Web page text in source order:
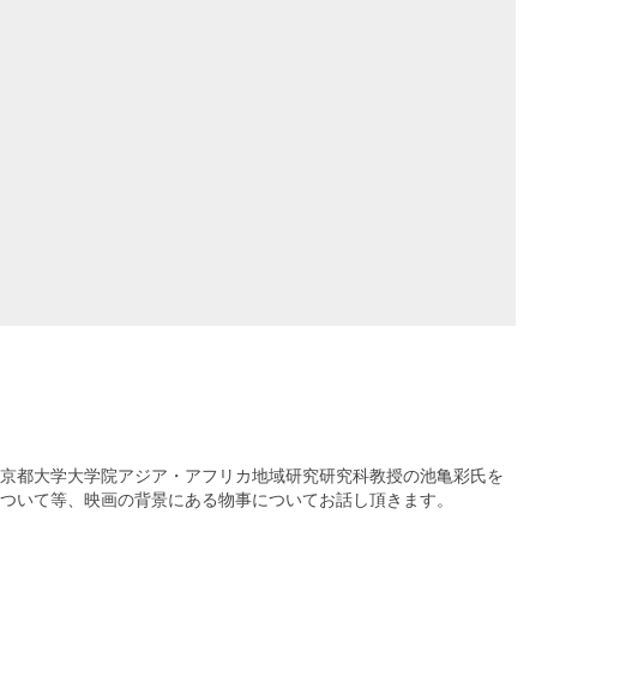
都大学大学院アジア・アフリカ地域研究研究科教授の池亀彩氏を
て等、映画の背景にある物事についてお話し頂きます。